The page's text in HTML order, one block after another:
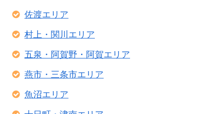
佐渡エリア
村上・関川エリア
五泉・阿賀野・阿賀エリア
燕市・三条市エリア
魚沼エリア